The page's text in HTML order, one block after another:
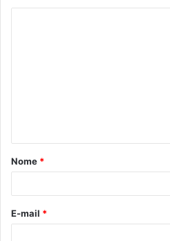
á
r
*
Nome *
E-mail *